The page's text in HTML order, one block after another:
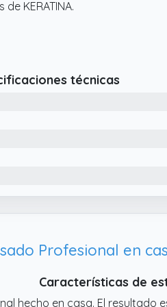
KERATINA.
técnicas
Características de
hecho en casa. El resultado